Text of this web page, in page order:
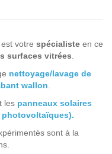
votre spécialiste en ce
surfaces vitrées
nettoyage/lavage de
wallon
les panneaux solaires
photovoltaïques).
sont à la